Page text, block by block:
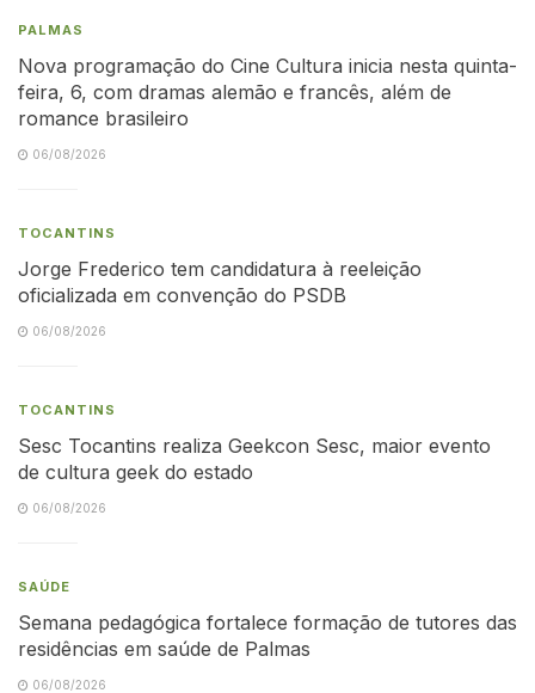
PALMAS
Nova programação do Cine Cultura inicia nesta quinta-
feira, 6, com dramas alemão e francês, além de
romance brasileiro
06/08/2026
TOCANTINS
Jorge Frederico tem candidatura à reeleição
oficializada em convenção do PSDB
06/08/2026
TOCANTINS
Sesc Tocantins realiza Geekcon Sesc, maior evento
de cultura geek do estado
06/08/2026
SAÚDE
Semana pedagógica fortalece formação de tutores das
residências em saúde de Palmas
06/08/2026